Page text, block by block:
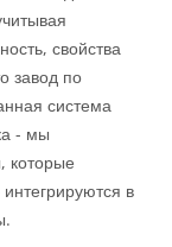
свойства
завод по
система
- мы
которые
в